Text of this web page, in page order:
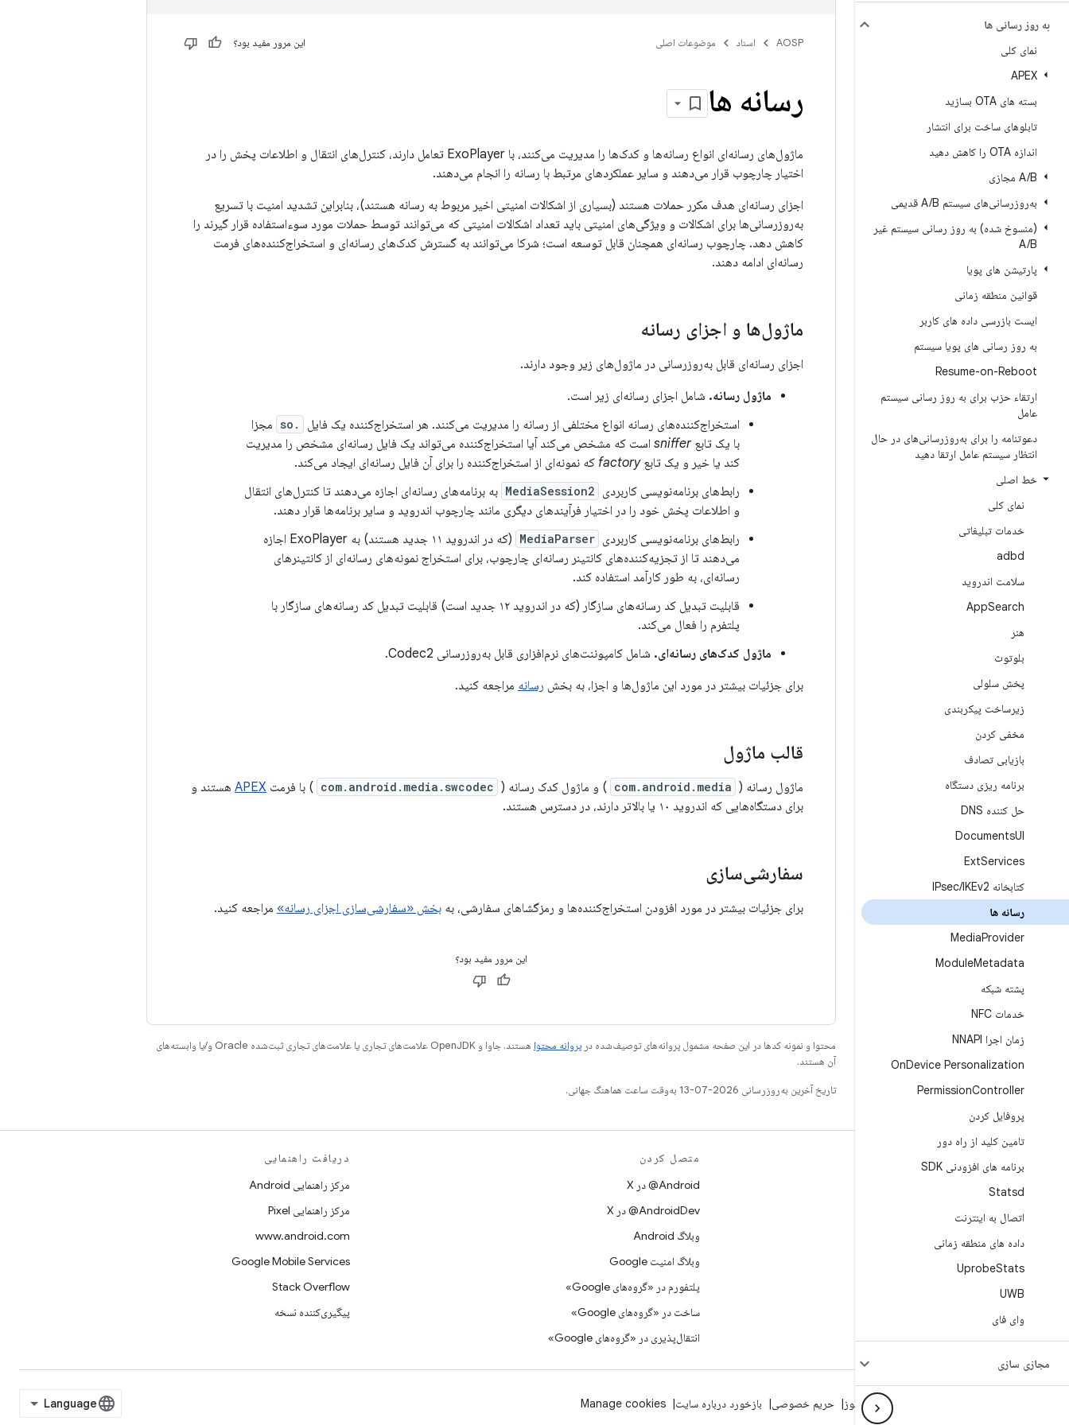
به روز رسانی ها
نمای کلی
APEX
بسته های OTA بسازید
تابلوهای ساخت برای انتشار
اندازه OTA را کاهش دهید
A/B مجازی
به‌روزرسانی‌های سیستم A
/B قدیمی
(منسوخ شده) به روز رسانی سیستم غیر
A/B
پارتیشن های پویا
قوانین منطقه زمانی
ایست بازرسی داده های کاربر
به روز رسانی های پویا سیستم
Resume-on-Reboot
ارتقاء حزب برای به روز رسانی سیستم
عامل
دعوتنامه را برای به‌روزرسانی‌های در حال
انتظار سیستم عامل ارتقا دهید
خط اصلی
نمای کلی
خدمات تبلیغاتی
adbd
سلامت اندروید
AppSearch
هنر
بلوتوث
پخش سلولی
زیرساخت پیکربندی
مخفی کردن
بازیابی تصادف
برنامه ریزی دستگاه
حل کننده DNS
DocumentsUI
ExtServices
کتابخانه IPsec
/IKEv2
رسانه ها
MediaProvider
ModuleMetadata
پشته شبکه
خدمات NFC
زمان اجرا NNAPI
OnDevice Personalization
PermissionController
پروفایل کردن
تامین کلید از راه دور
برنامه های افزودنی SDK
Statsd
اتصال به اینترنت
داده های منطقه زمانی
UprobeStats
UWB
وای فای
مجازی سازی
AOSP اسناد موضوعات اصلی این مرور مفید بود؟
رسانه ها
ماژول‌های رسانه‌ای انواع رسانه‌ها و کدک‌ها را مدیریت می‌کنند، با ExoPlayer تعامل دارند، کنترل‌های انتقال و اطلاعات پخش را در
اختیار چارچوب قرار می‌دهند و سایر عملکردهای مرتبط با رسانه را انجام می‌دهند.
اجزای رسانه‌ای هدف مکرر حملات هستند (بسیاری از اشکالات امنیتی اخیر مربوط به رسانه هستند)، بنابراین تشدید امنیت با تسریع
به‌روزرسانی‌ها برای اشکالات و ویژگی‌های امنیتی باید تعداد اشکالات امنیتی که می‌توانند توسط حملات مورد سوءاستفاده قرار گیرند را
کاهش دهد. چارچوب رسانه‌ای همچنان قابل توسعه است؛ شرکا می‌توانند به گسترش کدک‌های رسانه‌ای و استخراج‌کننده‌های فرمت
رسانه‌ای ادامه دهند.
ماژول‌ها و اجزای رسانه
اجزای رسانه‌ای قابل به‌روزرسانی در ماژول‌های زیر وجود دارند.
ماژول رسانه. شامل اجزای رسانه‌ای زیر است.
استخراج‌کننده‌های رسانه انواع مختلفی از رسانه را مدیریت می‌کنند. هر استخراج‌کننده یک فایل
.so
مجزا
با یک تابعsniffer است که مشخص می‌کند آیا استخراج‌کننده می‌تواند یک فایل رسانه‌ای مشخص را مدیریت
کند یا خیر و یک تابعfactory که نمونه‌ای از استخراج‌کننده را برای آن فایل رسانه‌ای ایجاد می‌کند.
رابط‌های برنامه‌نویسی کاربردی MediaSession2 به برنامه‌های رسانه‌ای اجازه می‌دهند تا کنترل‌های انتقال
و اطلاعات پخش خود را در اختیار فرآیندهای دیگری مانند چارچوب اندروید و سایر برنامه‌ها قرار دهند.
رابط‌های برنامه‌نویسی کاربردی MediaParser
(که در اندروید ۱۱ جدید هستند) به ExoPlayer اجازه
می‌دهند تا از تجزیه‌کننده‌های کانتینر رسانه‌ای چارچوب، برای استخراج نمونه‌های رسانه‌ای از کانتینرهای
رسانه‌ای، به طور کارآمد استفاده کند.
قابلیت تبدیل کد رسانه‌های سازگار (که در اندروید ۱۲ جدید است) قابلیت تبدیل کد رسانه‌های سازگار با
پلتفرم را فعال می‌کند.
ماژول کدک‌های رسانه‌ای. شامل کامپوننت‌های نرم‌افزاری قابل به‌روزرسانی Codec2.
برای جزئیات بیشتر در مورد این ماژول‌ها و اجزا، به بخش رسانه مراجعه کنید.
قالب ماژول
ماژول رسانه ( com.android.media ) و ماژول کدک رسانه ( com.android.media.swcodec ) با فرمت APEX هستند و
برای دستگاه‌هایی که اندروید ۱۰ یا بالاتر دارند، در دسترس هستند.
سفارشی‌سازی
برای جزئیات بیشتر در مورد افزودن استخراج‌کننده‌ها و رمزگشاهای سفارشی، به بخش «سفارشی‌سازی اجزای رسانه» مراجعه کنید.
این مرور مفید بود؟
محتوا و نمونه کدها در این صفحه مشمول پروانه‌های توصیف‌شده در پروانه محتوا
هستند. جاوا و OpenJDK علامت‌های تجاری یا علامت‌های تجاری ثبت‌شده Oracle و/یا وابسته‌های
آن هستند.
تاریخ آخرین به‌روزرسانی 2026-07-13 به‌وقت ساعت هماهنگ جهانی.
الزامات
پیش‌نمایش کدهای دودویی
تصاویر تنظیمات کارخانه
کدهای دودویی درایور
متصل کردن
‫‎@Android در X
‫‎@AndroidDev در X
وبلاگ Android
وبلاگ امنیت Google
پلتفورم در «گروه‌های Google»
ساخت در «گروه‌های Google»
انتقال‌پذیری در «گروه‌های Google»
دریافت راهنمایی
مرکز راهنمایی Android
مرکز راهنمایی Pixel
www.android.com
Google Mobile Services
Stack Overflow
پیگیری‌کننده نسخه
شرایط حقوقی مجوز حریم خصوصی بازخورد درباره سایت Manage cookies